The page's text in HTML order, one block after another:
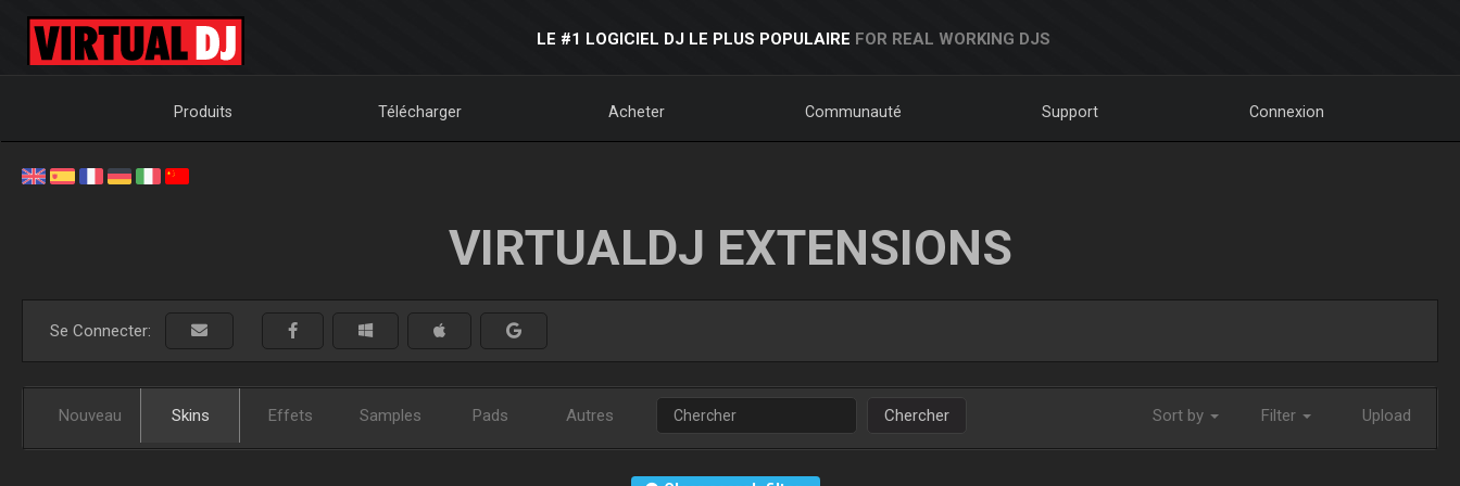
LE #1 LOGICIEL DJ LE PLUS POPULAIRE FOR REAL WORKING DJS
Produits Télécharger Acheter Communauté Support Connexion
VIRTUALDJ EXTENSIONS
Se Connecter:
Nouveau Skins Effets Samples Pads Autres Chercher Sort by Filter Upload